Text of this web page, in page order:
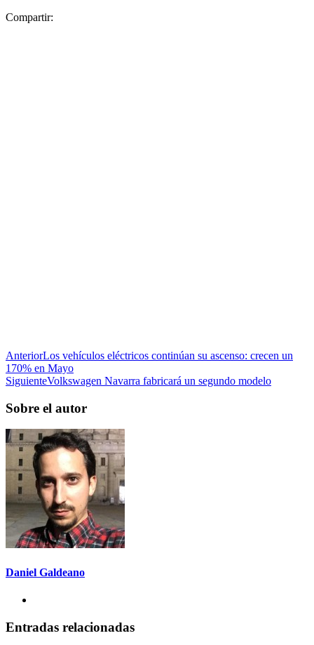
Compartir:
AnteriorLos vehículos eléctricos continúan su ascenso: crecen un
170% en Mayo
SiguienteVolkswagen Navarra fabricará un segundo modelo
Sobre el autor
Daniel Galdeano
Entradas relacionadas